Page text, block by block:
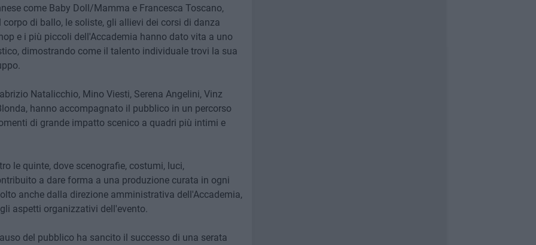
come Baby Doll/Mamma e Francesca Toscano,
di ballo, le soliste, gli allievi dei corsi di danza
e i più piccoli dell'Accademia hanno dato vita a uno
dimostrando come il talento individuale trovi la sua
Natalicchio, Mino Viesti, Serena Angelini, Vinz
hanno accompagnato il pubblico in un percorso
di grande impatto scenico a quadri più intimi e
le quinte, dove scenografie, costumi, luci,
a dare forma a una produzione curata in ogni
anche dalla direzione amministrativa dell'Accademia,
aspetti organizzativi dell'evento.
del pubblico ha sancito il successo di una serata